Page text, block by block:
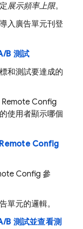
展示頻率上限。
入廣告單元刊登
B 測試
和測試要達成的
Remote Config
使用者顯示哪個
Remote Config
Config 參
單元的邏輯。
B 測試並查看測